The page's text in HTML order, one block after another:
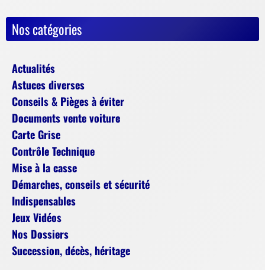
Nos catégories
Actualités
Astuces diverses
Conseils & Pièges à éviter
Documents vente voiture
Carte Grise
Contrôle Technique
Mise à la casse
Démarches, conseils et sécurité
Indispensables
Jeux Vidéos
Nos Dossiers
Succession, décès, héritage